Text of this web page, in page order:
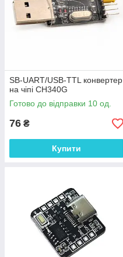
SB-UART/USB-TTL конвертер
на чіпі CH340G
Готово до відправки 10 од.
76 ₴
Купити